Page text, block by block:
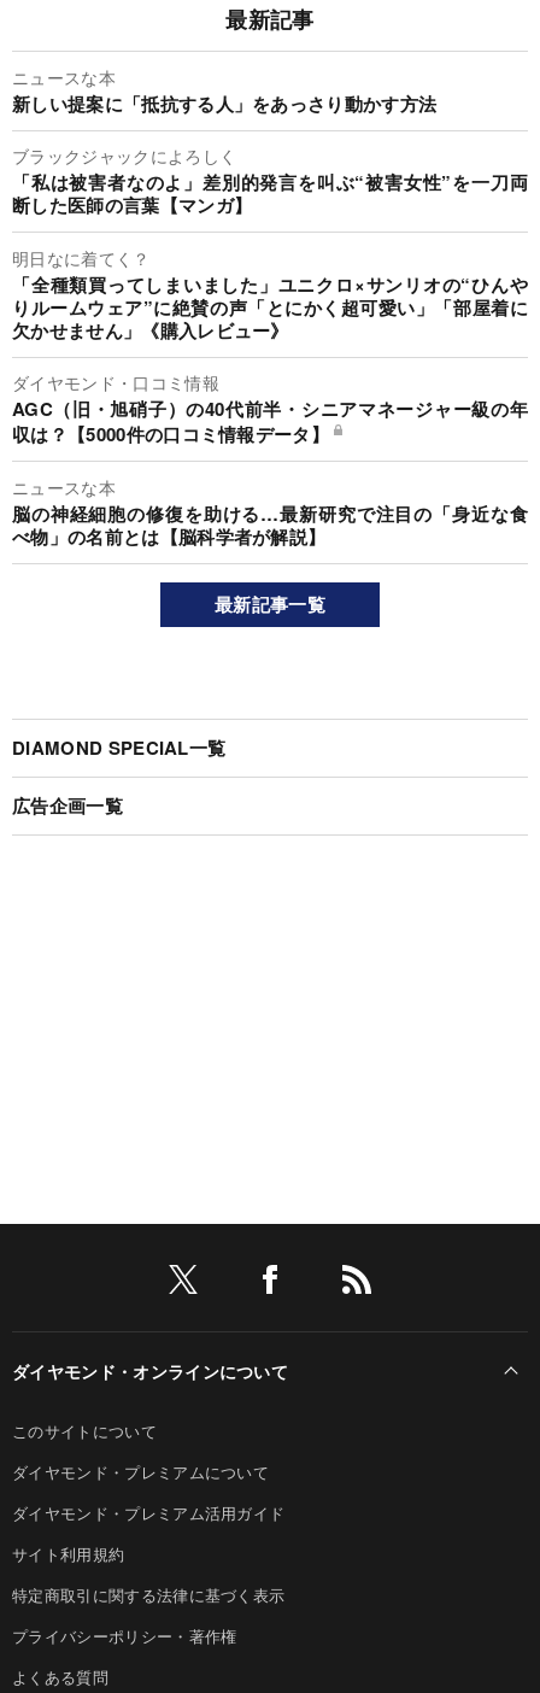
最新記事
ニュースな本
新しい提案に「抵抗する人」をあっさり動かす方法
ブラックジャックによろしく
「私は被害者なのよ」差別的発言を叫ぶ“被害女性”を一刀両
断した医師の言葉【マンガ】
明日なに着てく？
「全種類買ってしまいました」ユニクロ×サンリオの“ひんや
りルームウェア”に絶賛の声「とにかく超可愛い」「部屋着に
欠かせません」《購入レビュー》
ダイヤモンド・口コミ情報
AGC（旧・旭硝子）の40代前半・シニアマネージャー級の年
収は？【5000件の口コミ情報データ】
ニュースな本
脳の神経細胞の修復を助ける…最新研究で注目の「身近な食
べ物」の名前とは【脳科学者が解説】
最新記事一覧
DIAMOND SPECIAL一覧
広告企画一覧
ダイヤモンド・オンラインについて
このサイトについて
ダイヤモンド・プレミアムについて
ダイヤモンド・プレミアム活用ガイド
サイト利用規約
特定商取引に関する法律に基づく表示
プライバシーポリシー・著作権
よくある質問